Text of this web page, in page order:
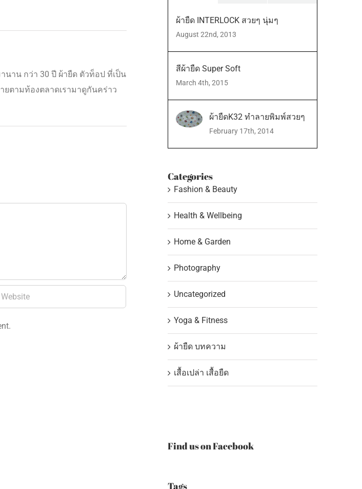
นาน กว่า 30 ปี ผ้ายืด ตัวท็อป ที่เป็น
ยตามท้องตลาดเรามาดูกันคร่าว
ผ้ายืด INTERLOCK สวยๆ นุ่มๆ
August 22nd, 2013
สีผ้ายืด Super Soft
March 4th, 2015
ผ้ายืดK32 ทำลายพิมพ์สวยๆ
February 17th, 2014
Categories
Fashion & Beauty
Health & Wellbeing
Home & Garden
Photography
Uncategorized
Yoga & Fitness
ผ้ายืด บทความ
เสื้อเปล่า เสื้อยืด
Find us on Facebook
Tags